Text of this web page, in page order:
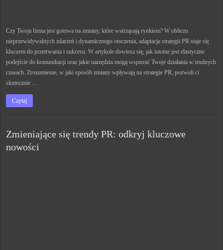
Czy Twoja firma jest gotowa na zmiany, które wstrząsają rynkiem? W obliczu
nieprzewidywalnych zdarzeń i dynamicznego otoczenia, adaptacja strategii PR staje się
kluczem do przetrwania i sukcesu. W artykule dowiesz się, jak istotne jest elastyczne
podejście do komunikacji oraz jakie narzędzia mogą wspierać Twoje działania w trudnych
czasach. Zrozumienie, w jaki sposób zmiany wpływają na strategie PR, pozwoli ci
skutecznie …
Czytaj
Zmieniające się trendy PR: odkryj kluczowe
nowości